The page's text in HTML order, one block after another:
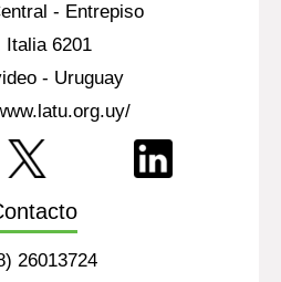
- Entrepiso
Italia 6201
- Uruguay
26013724